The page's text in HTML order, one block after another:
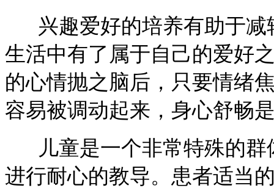
兴趣爱好的培养有助于减
生活中有了属于自己的爱好
的心情抛之脑后，只要情绪
容易被调动起来，身心舒畅
儿童是一个非常特殊的群
进行耐心的教导。患者适当